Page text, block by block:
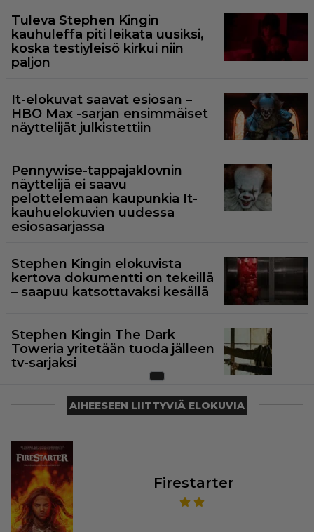
Tuleva Stephen Kingin
kauhuleffa piti leikata uusiksi,
koska testiyleisö kirkui niin
paljon
It-elokuvat saavat esiosan –
HBO Max -sarjan ensimmäiset
näyttelijät julkistettiin
Pennywise-tappajaklovnin
näyttelijä ei saavu
pelottelemaan kaupunkia It-
kauhuelokuvien uudessa
esiosasarjassa
Stephen Kingin elokuvista
kertova dokumentti on tekeillä
– saapuu katsottavaksi kesällä
Stephen Kingin The Dark
Toweria yritetään tuoda jälleen
tv-sarjaksi
AIHEESEEN LIITTYVIÄ ELOKUVIA
Firestarter